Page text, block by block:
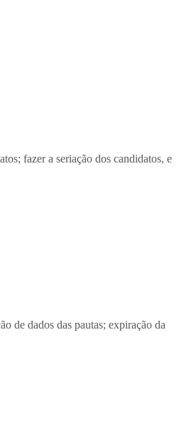
fazer a seriação dos candidatos, e
de dados das pautas; expiração da